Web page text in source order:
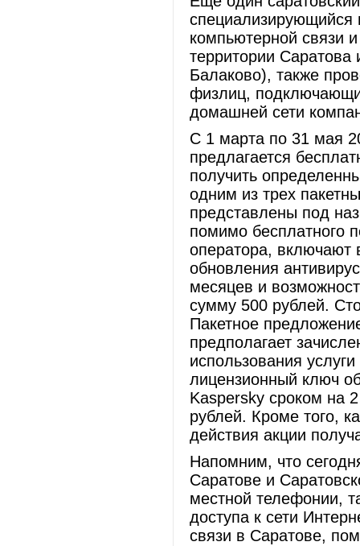
специализирующийся
компьютерной связи
территории Саратова
Балаково), также
физлиц,
домашней сети
С 1 марта по 31 мая
предлагается
получить
одним из трех
представлены под
помимо бесплатного
оператора,
обновления
месяцев и
сумму 500 рублей.
Пакетное
предполагает
использования
лицензионный ключ
Kaspersky сроком на
рублей. Кроме того,
действия акции
Напомним, что
Саратове и
местной телефонии,
доступа к сети
связи в Саратове,